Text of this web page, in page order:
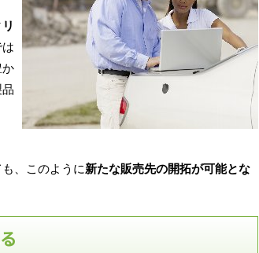
、このように新たな販売先の開拓が可能とな